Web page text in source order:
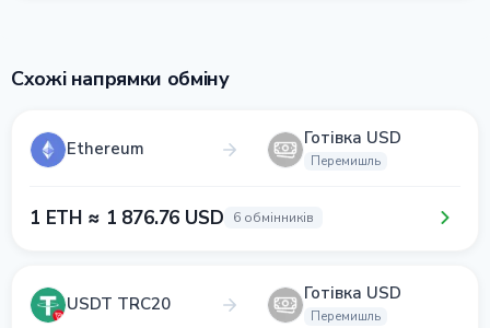
Схожі напрямки обміну
Ethereum Готівка USD
Перемишль
1 ETH ≈ 1 876.76 USD 6 обмінників
USDT TRC20 Готівка USD
Перемишль